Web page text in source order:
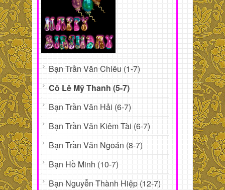
Bạn Trần Văn Chiêu (1-7)
Cô Lê Mỹ Thanh (5-7)
Bạn Trần Văn Hải (6-7)
Bạn Trần Văn Kiêm Tài (6-7)
Bạn Trần Văn Ngoán (8-7)
Bạn Hồ Minh (10-7)
Bạn Nguyễn Thành Hiệp (12-7)